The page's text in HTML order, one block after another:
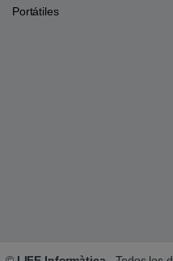
Portátiles